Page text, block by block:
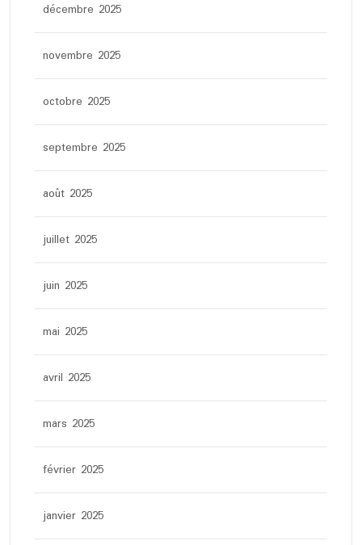
décembre 2025
novembre 2025
octobre 2025
septembre 2025
août 2025
juillet 2025
juin 2025
mai 2025
avril 2025
mars 2025
février 2025
janvier 2025